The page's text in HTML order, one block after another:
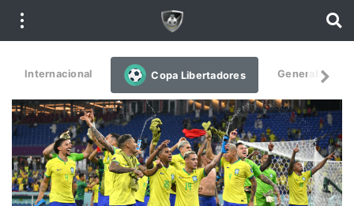
Internacional Copa Libertadores General